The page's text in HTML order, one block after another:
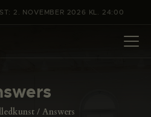
2. NOVEMBER 2026 KL. 24:00
Answers